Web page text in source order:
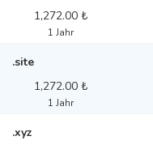
1,272.00 ₺
1 Jahr
.site
1,272.00 ₺
1 Jahr
.xyz